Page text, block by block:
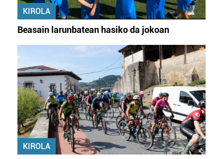
KIROLA
Beasain larunbatean hasiko da jokoan
KIROLA